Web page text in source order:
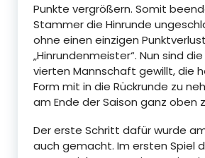
Punkte vergrößern. Somit
Stammer die Hinrunde
ohne einen einzigen
„Hinrundenmeister“. Nun sind
vierten Mannschaft gewillt, die
Form mit in die Rückrunde zu
am Ende der Saison ganz oben
Der erste Schritt dafür wurde
auch gemacht. Im ersten Spiel